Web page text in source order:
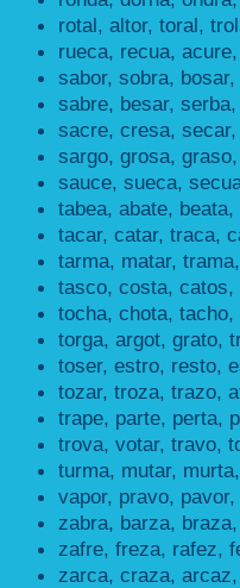
rotal, altor, toral,
rueca, recua,
sabor, sobra,
sabre, besar,
sacre, cresa,
sargo, grosa,
sauce, sueca,
tabea, abate,
tacar, catar, traca,
tarma, matar,
tasco, costa,
tocha, chota, tacho,
torga, argot, grato,
toser, estro, resto,
tozar, troza, trazo,
trape, parte, perta,
trova, votar, travo,
turma, mutar,
vapor, pravo,
zabra, barza,
zafre, freza, rafez,
zarca, craza,